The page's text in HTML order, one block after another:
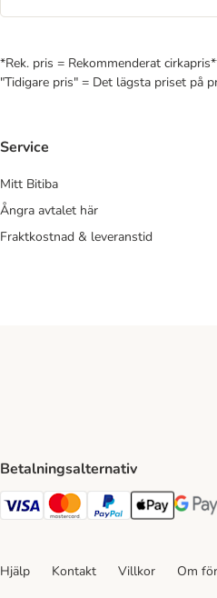
*Rek. pris = Rekommenderat
"Tidigare pris" = Det lägsta priset på
Service
Mitt Bitiba
Ångra avtalet här
Fraktkostnad & leveranstid
Betalningsalternativ
VISA Payment Method
Mastercard Payment Method
Paypal Payment
Apple Pay
Hjälp Kontakt Villkor Om